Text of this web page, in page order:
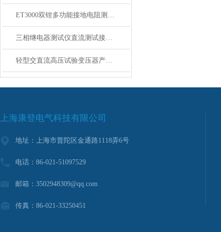
ET3000双钳多功能接地电阻测试仪主要特点技术指标
三相继电器测试仪直流测试接口说明
轻型交直流高压试验变压器产品结构
上海康登电气科技有限公司
地址：上海市普陀区金通路1118弄6号
电话：86-021-51097529
邮箱：3502948309@qq.com
传真：86-021-33250451